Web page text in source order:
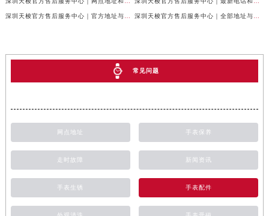
常见问题
网点地址 手表保养
走时故障 新闻资讯
手表生锈 手表配件